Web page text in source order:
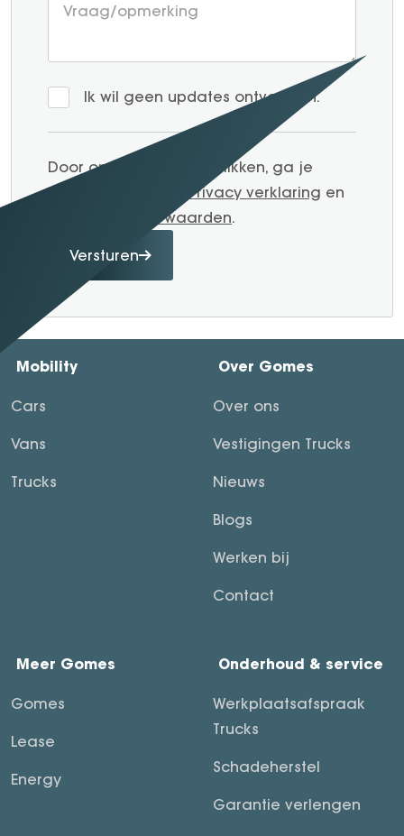
Ik wil geen updates ontvangen.
Door op verzenden te klikken, ga je
akkoord met onze
Privacy verklaring en
Algemene voorwaarden.
Versturen
Mobility
Cars
Vans
Trucks
Over Gomes
Over ons
Vestigingen Trucks
Nieuws
Blogs
Werken bij
Contact
Meer Gomes
Gomes
Lease
Energy
Onderhoud & service
Werkplaatsafspraak
Trucks
Schadeherstel
Garantie verlengen